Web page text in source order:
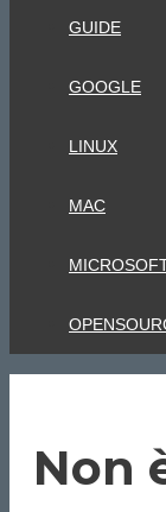
GUIDE
GOOGLE
LINUX
MAC
Non